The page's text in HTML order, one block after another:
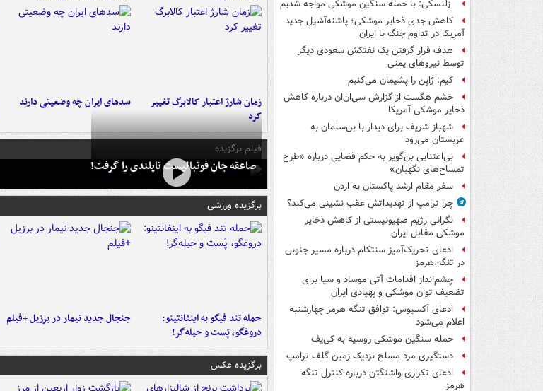
زلنسکی: با حمله سنگین موشکی مواجه شدیم
کاهش جدی ذخایر موشکی؛ پاشنه‌آشیل جدید
آمریکا در تداوم جنگ با ایران
هدف قرار گرفتن یک نفتکش سعودی دیگر
توسط نیروهای یمنی
کیم: ژاپن را پشیمان می‌کنیم
خشم هگست از گزارش سی‌ان‌ان درباره کاهش
ذخایر موشکی آمریکا
شهباز شریف برای دیدار با بن‌سلمان به
عربستان می‌رود
بی‌اعتنایی بن‌گویر به حکم قضایی درباره «طرح
تمساح‌های نگهبان»
سفر مقام ارشد پاکستان به اردن
چرا ترامپ از تهدیداتش عقب نشینی می‌کند؟
نگرانی رژیم صهیونیستی از کاهش ذخایر
موشکی مقابل ایران
ادعای تحریک‌آمیز سنتکام درباره مسیر جنوبی
در تنگه هرمز
چشم‌انداز اقدامات آتی موساد و سیا برای
تضعیف توان موشکی و پهپادی ایران
ادعای آکسیوس: توافق تنگه هرمز چهارشنبه
اعلام می‌شود
حمله سنگین موشکی روسیه به کی‌یف
دستگیری مرد مسلح نزدیک زمین گلف ترامپ
ادعای تکراری واشنگتن درباره کنترل تنگه
هرمز
زمان شارژ اعتبار کالابرگ تغییر
کرد
سدهای ایران چه وضعیتی دارند
فیلم برگزیده
صاعقه جان فوتبالیست تایلندی را گرفت!
برگزیده ورزشی
حمله تند فیگو به اینفانتینو:
دروغگو، پَست‌ و حیله‌گر!
جنجال جدید نیمار در برزیل +فیلم
برگزیده عکس